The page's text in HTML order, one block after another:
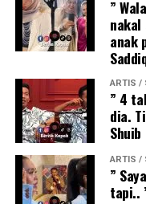
”
anak
ARTIS /
” 4
dia.
ARTIS /
”
tapi..